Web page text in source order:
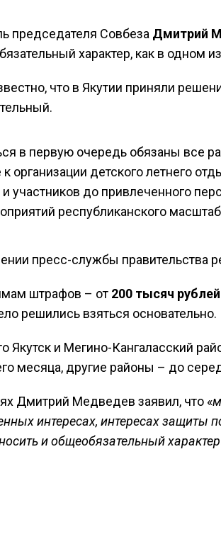
председателя Совбеза Дмитрий
характер, как в одном
что в Якутии приняли
в первую очередь обязаны все
организации детского летнего
и участников до привлеченного
республиканского
пресс-службы правительства
штрафов – от 200 тысяч рублей
решились взяться основательно.
Якутск и Мегино-Кангаласский
месяца, другие районы – до
Дмитрий Медведев заявил, что «
интересах, интересах защиты
и общеобязательный характер